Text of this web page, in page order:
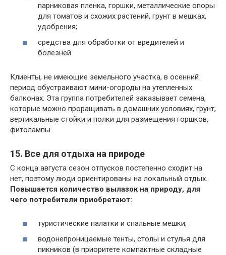
парниковая пленка, горшки, металлические опоры
для томатов и схожих растений, грунт в мешках,
удобрения;
средства для обработки от вредителей и
болезней.
Клиенты, не имеющие земельного участка, в осенний
период обустраивают мини-огороды на утепленных
балконах. Эта группа потребителей заказывает семена,
которые можно проращивать в домашних условиях, грунт,
вертикальные стойки и полки для размещения горшков,
фитолампы.
15. Все для отдыха на природе
С конца августа сезон отпусков постепенно сходит на
нет, поэтому люди ориентированы на локальный отдых.
Повышается количество вылазок на природу, для
чего потребители приобретают:
туристические палатки и спальные мешки;
водонепроницаемые тенты, столы и стулья для
пикников (в приоритете компактные складные